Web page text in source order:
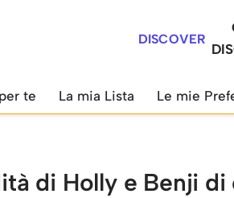
DISCOVER
te La mia Lista Le mie
di Holly e Benji di